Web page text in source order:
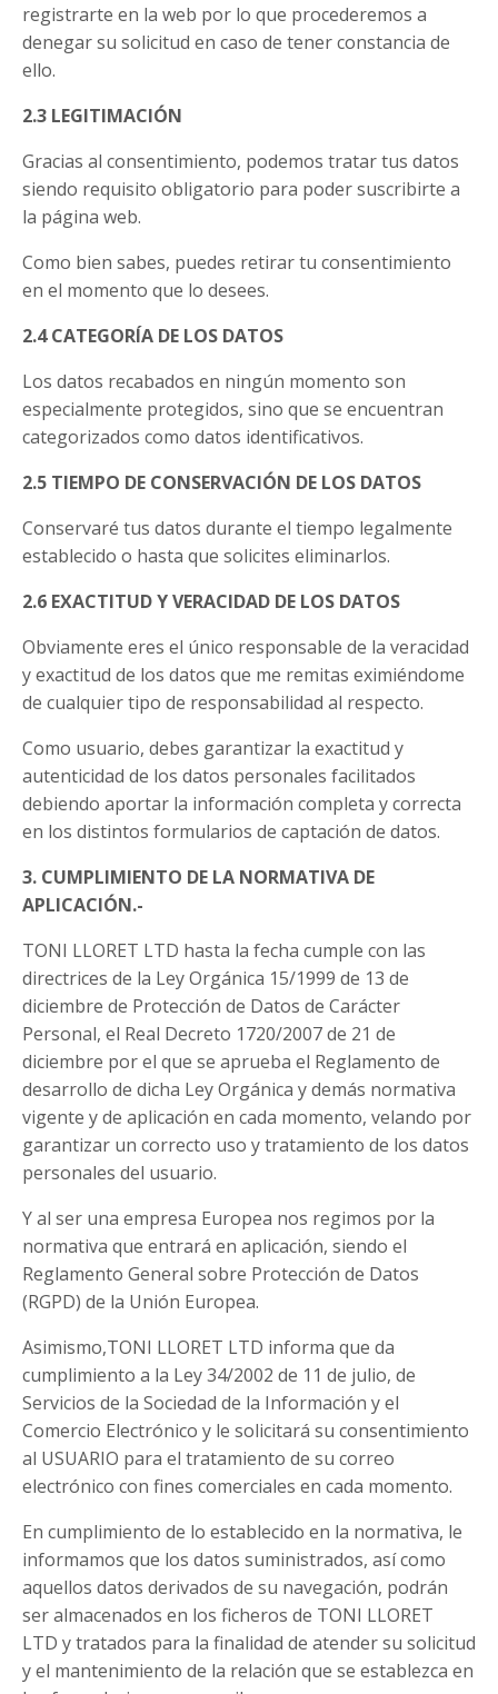
registrarte en la web por lo que procederemos a
denegar su solicitud en caso de tener constancia de
ello.
2.3 LEGITIMACIÓN
Gracias al consentimiento, podemos tratar tus datos
siendo requisito obligatorio para poder suscribirte a
la página web.
Como bien sabes, puedes retirar tu consentimiento
en el momento que lo desees.
2.4 CATEGORÍA DE LOS DATOS
Los datos recabados en ningún momento son
especialmente protegidos, sino que se encuentran
categorizados como datos identificativos.
2.5 TIEMPO DE CONSERVACIÓN DE LOS DATOS
Conservaré tus datos durante el tiempo legalmente
establecido o hasta que solicites eliminarlos.
2.6 EXACTITUD Y VERACIDAD DE LOS DATOS
Obviamente eres el único responsable de la veracidad
y exactitud de los datos que me remitas eximiéndome
de cualquier tipo de responsabilidad al respecto.
Como usuario, debes garantizar la exactitud y
autenticidad de los datos personales facilitados
debiendo aportar la información completa y correcta
en los distintos formularios de captación de datos.
3. CUMPLIMIENTO DE LA NORMATIVA DE
APLICACIÓN.-
TONI LLORET LTD hasta la fecha cumple con las
directrices de la Ley Orgánica 15/1999 de 13 de
diciembre de Protección de Datos de Carácter
Personal, el Real Decreto 1720/2007 de 21 de
diciembre por el que se aprueba el Reglamento de
desarrollo de dicha Ley Orgánica y demás normativa
vigente y de aplicación en cada momento, velando por
garantizar un correcto uso y tratamiento de los datos
personales del usuario.
Y al ser una empresa Europea nos regimos por la
normativa que entrará en aplicación, siendo el
Reglamento General sobre Protección de Datos
(RGPD) de la Unión Europea.
Asimismo,TONI LLORET LTD informa que da
cumplimiento a la Ley 34/2002 de 11 de julio, de
Servicios de la Sociedad de la Información y el
Comercio Electrónico y le solicitará su consentimiento
al USUARIO para el tratamiento de su correo
electrónico con fines comerciales en cada momento.
En cumplimiento de lo establecido en la normativa, le
informamos que los datos suministrados, así como
aquellos datos derivados de su navegación, podrán
ser almacenados en los ficheros de TONI LLORET
LTD y tratados para la finalidad de atender su solicitud
y el mantenimiento de la relación que se establezca en